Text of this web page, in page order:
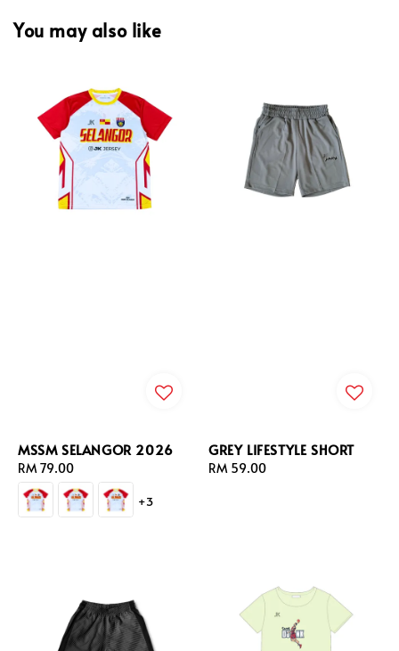
You may also like
MSSM SELANGOR 2026
Regular
price
RM 79.00
+3
GREY LIFESTYLE SHORT
Regular
RM 59.00